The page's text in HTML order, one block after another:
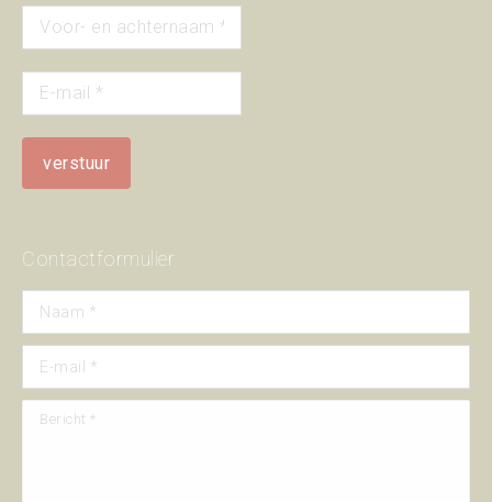
Contactformulier
Naam *
E-mail *
Bericht *